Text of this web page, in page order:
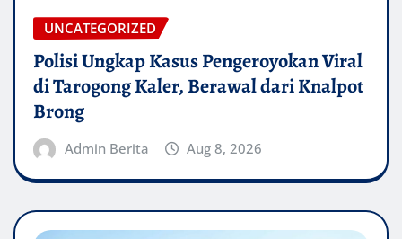
UNCATEGORIZED
Polisi Ungkap Kasus Pengeroyokan Viral
di Tarogong Kaler, Berawal dari Knalpot
Brong
Admin Berita Aug 8, 2026